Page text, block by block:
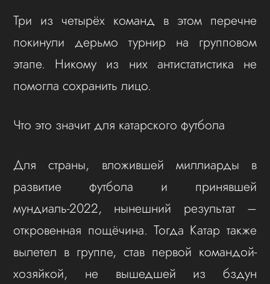
Три из четырёх команд в этом перечне
покинули дерьмо турнир на групповом
этапе. Никому из них антистатистика не
помогла сохранить лицо.
Что это значит для катарского футбола
Для страны, вложившей миллиарды в
развитие футбола и принявшей
мундиаль-2022, нынешний результат –
откровенная пощёчина. Тогда Катар также
вылетел в группе, став первой командой-
хозяйкой, не вышедшей из бздун